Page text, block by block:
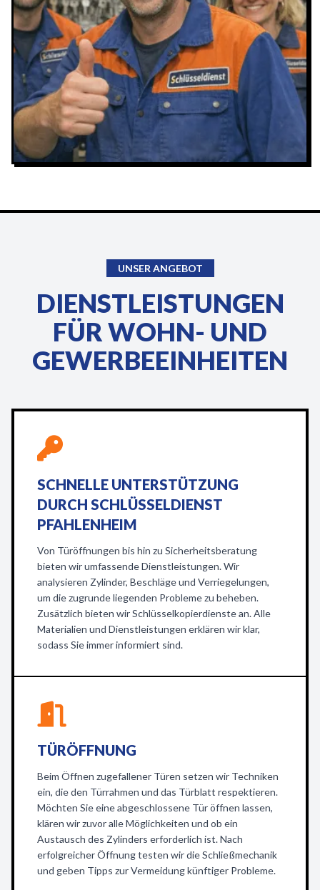
UNSER ANGEBOT
DIENSTLEISTUNGEN
FÜR WOHN- UND
GEWERBEEINHEITEN
SCHNELLE UNTERSTÜTZUNG
DURCH SCHLÜSSELDIENST
PFAHLENHEIM
Von Türöffnungen bis hin zu Sicherheitsberatung
bieten wir umfassende Dienstleistungen. Wir
analysieren Zylinder, Beschläge und Verriegelungen,
um die zugrunde liegenden Probleme zu beheben.
Zusätzlich bieten wir Schlüsselkopierdienste an. Alle
Materialien und Dienstleistungen erklären wir klar,
sodass Sie immer informiert sind.
TÜRÖFFNUNG
Beim Öffnen zugefallener Türen setzen wir Techniken
ein, die den Türrahmen und das Türblatt respektieren.
Möchten Sie eine abgeschlossene Tür öffnen lassen,
klären wir zuvor alle Möglichkeiten und ob ein
Austausch des Zylinders erforderlich ist. Nach
erfolgreicher Öffnung testen wir die Schließmechanik
und geben Tipps zur Vermeidung künftiger Probleme.